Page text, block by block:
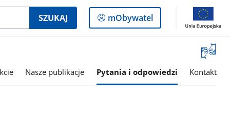
SZUKAJ
Logowanie
do
mObywatel
Otwórz
okno
z
Nasze publikacje Pytania i odpowiedzi Kontakt